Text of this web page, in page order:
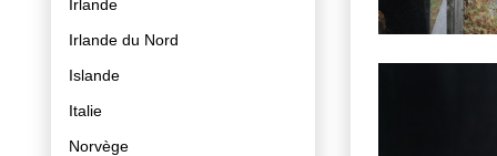
Irlande
Irlande du Nord
Islande
Italie
Norvège